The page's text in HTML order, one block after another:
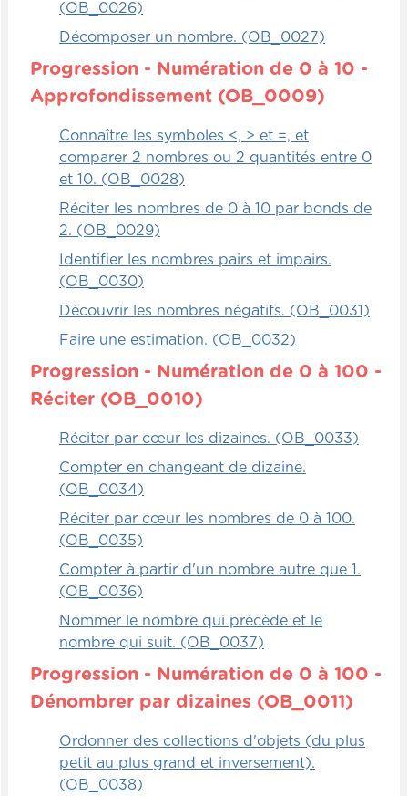
Relationnels
Un beau défi en équipe, mais il faut faire
confiance à l'autre équipe également. C'est
que chacune des équipes, donc l'équipe A,
trois ou quatre enfants, ça importe peu.
L'important, c'est qu'ils se mettent
d'accord et qu'ils trouvent les objets.
Alors, chaque équipe doit, chacun de leur
côté, trouver des éléments, un nombre
d'éléments X, donc par exemple deux
sûr. Ils devront trouver tous les éléments
qu'ils doivent avoir pour créer un vrai
diagramme de Venn et des objets ou des
cartes qu'on met à l'intérieur.
Alors, au départ, tout le monde part, ils
ils mettent tous les éléments d'un côté. Par
la suite, les équipes changent de côté et
l'équipe A devra utiliser tous les éléments
que l'équipe B aura trouvés et même chose
de l'autre côté, et créer le diagramme de
Venn avec les objets choisis de l'autre
Alors, ça peut être quand même assez
amusant et en même temps, on peut
essayer de valider avec eux si ça a été bien
fait, de quelle façon ils ont procédé,
comment ils se sont mis d'accord. Donc, ça
peut amener la discussion au niveau aussi
du travail d'équipe.
(OB_0026)
Décomposer un nombre. (OB_0027)
Progression - Numération de 0 à 10 -
Approfondissement (OB_0009)
Connaître les symboles <, > et =, et
comparer 2 nombres ou 2 quantités entre 0
et 10. (OB_0028)
Réciter les nombres de 0 à 10 par bonds de
2. (OB_0029)
Identifier les nombres pairs et impairs.
(OB_0030)
Découvrir les nombres négatifs. (OB_0031)
Faire une estimation. (OB_0032)
Progression - Numération de 0 à 100 -
Réciter (OB_0010)
Réciter par cœur les dizaines. (OB_0033)
Compter en changeant de dizaine.
(OB_0034)
Réciter par cœur les nombres de 0 à 100.
(OB_0035)
Compter à partir d'un nombre autre que 1.
(OB_0036)
Nommer le nombre qui précède et le
nombre qui suit. (OB_0037)
Progression - Numération de 0 à 100 -
Dénombrer par dizaines (OB_0011)
Ordonner des collections d'objets (du plus
petit au plus grand et inversement).
(OB_0038)